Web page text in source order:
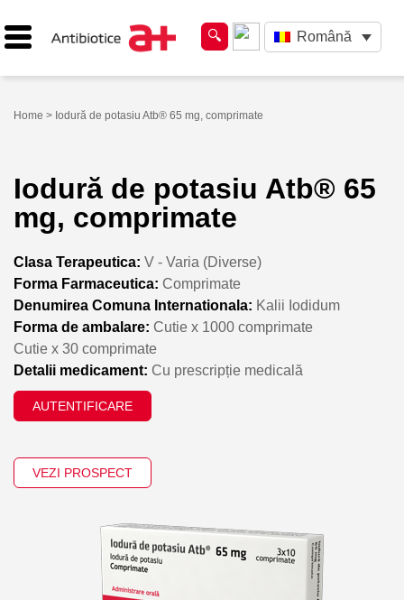
Română
Home > Iodură de potasiu Atb® 65 mg, comprimate
Iodură de potasiu Atb® 65
mg, comprimate
Clasa Terapeutica: V - Varia (Diverse)
Forma Farmaceutica: Comprimate
Denumirea Comuna Internationala: Kalii Iodidum
Forma de ambalare: Cutie x 1000 comprimate
Cutie x 30 comprimate
Detalii medicament: Cu prescripție medicală
AUTENTIFICARE
VEZI PROSPECT